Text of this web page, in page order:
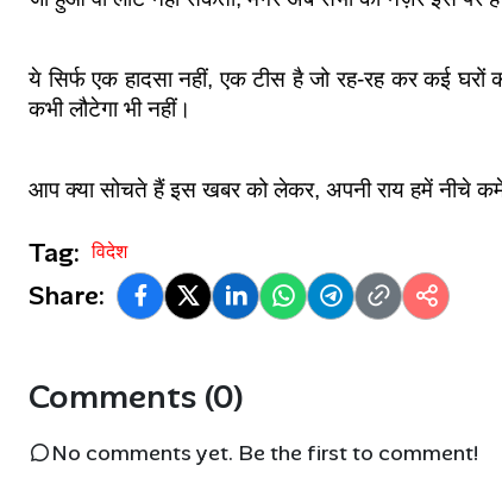
ये सिर्फ एक हादसा नहीं, एक टीस है जो रह-रह कर कई घरों
कभी लौटेगा भी नहीं।
आप क्या सोचते हैं इस खबर को लेकर, अपनी राय हमें नीचे
Tag: विदेश
Share:
Comments (0)
No comments yet. Be the first to comment!